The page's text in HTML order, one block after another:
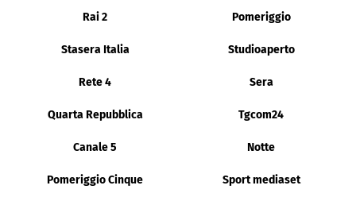
Rai 2 Pomeriggio
Stasera Italia Studioaperto
Rete 4 Sera
Quarta Repubblica Tgcom24
Canale 5 Notte
Pomeriggio Cinque Sport mediaset